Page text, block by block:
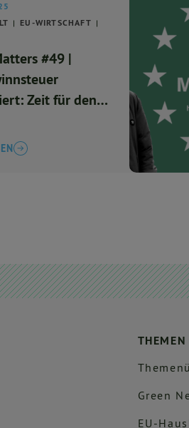
EU-WIRTSCHAFT
#49 |
Zeit für den
THEMEN
Green
EU-